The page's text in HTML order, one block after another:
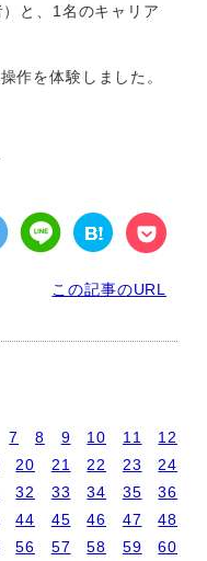
と、1名のキャリア
作を体験しました。
この記事のURL
7 8 9 10 11
12
20 21 22 23
24
32 33 34 35
36
44 45 46 47
48
56 57 58 59
60